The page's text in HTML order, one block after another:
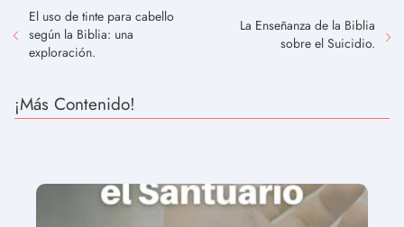
El uso de tinte para cabello
según la Biblia: una
exploración.
La Enseñanza de la Biblia
sobre el Suicidio.
¡Más Contenido!